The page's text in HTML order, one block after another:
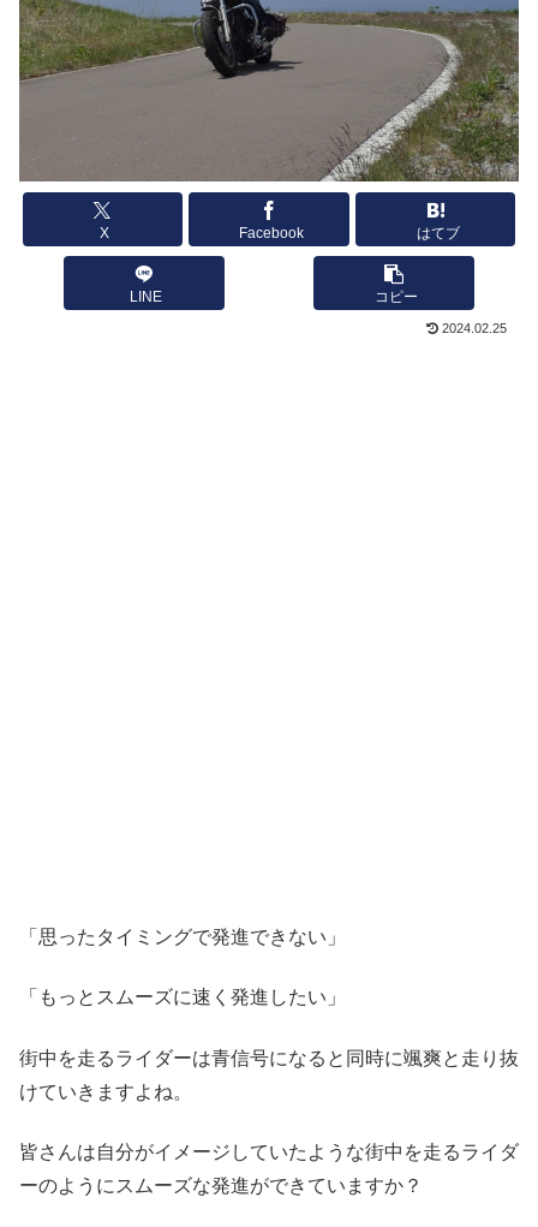
X Facebook はてブ
LINE コピー
2024.02.25
「思ったタイミングで発進できない」
「もっとスムーズに速く発進したい」
街中を走るライダーは青信号になると同時に颯爽と走り抜
けていきますよね。
皆さんは自分がイメージしていたような街中を走るライダ
ーのようにスムーズな発進ができていますか？